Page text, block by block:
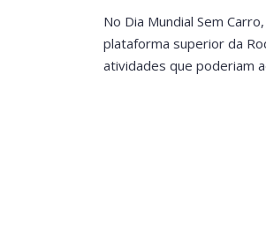
No Dia Mundial Sem
plataforma superior da
atividades que poderiam